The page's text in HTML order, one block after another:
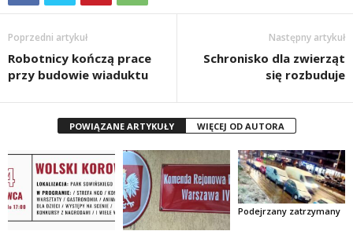
Poprzedni artykuł
Robotnicy kończą prace
przy budowie wiaduktu
Następny artykuł
Schronisko dla zwierząt
się rozbuduje
POWIĄZANE ARTYKUŁY WIĘCEJ OD AUTORA
Podejrzany zatrzymany